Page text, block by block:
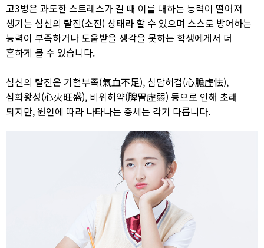
고3병은 과도한 스트레스가 길 때 이를 대하는 능력이 떨어져
생기는 심신의 탈진(소진) 상태라 할 수 있으며 스스로 방어하는
능력이 부족하거나 도움받을 생각을 못하는 학생에게서 더
흔하게 볼 수 있습니다. ​
심신의 탈진은 기혈부족(氣血不足), 심담허겁(心膽虛怯),
심화왕성(心火旺盛), 비위허약(脾胃虛弱) 등으로 인해 초래
되지만, 원인에 따라 나타나는 증세는 각기 다릅니다. ​